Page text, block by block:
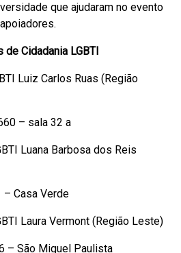
que ajudaram no evento
Cidadania LGBTI
Luiz Carlos Ruas (Região
– sala 32 a
Luana Barbosa dos Reis
– Casa Verde
Laura Vermont (Região Leste)
– São Miguel Paulista